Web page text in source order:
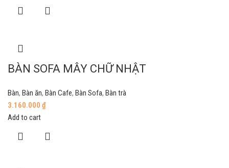
BÀN SOFA MÂY CHỮ NHẬT
Bàn, Bàn ăn, Bàn Cafe, Bàn Sofa, Bàn trà
3.160.000 ₫
Add to cart